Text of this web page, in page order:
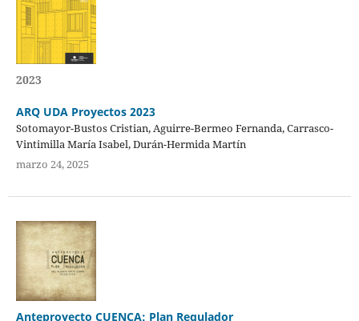
2023
ARQ UDA Proyectos 2023
Sotomayor-Bustos Cristian, Aguirre-Bermeo Fernanda, Carrasco-
Vintimilla María Isabel, Durán-Hermida Martín
marzo 24, 2025
Anteproyecto CUENCA: Plan Regulador